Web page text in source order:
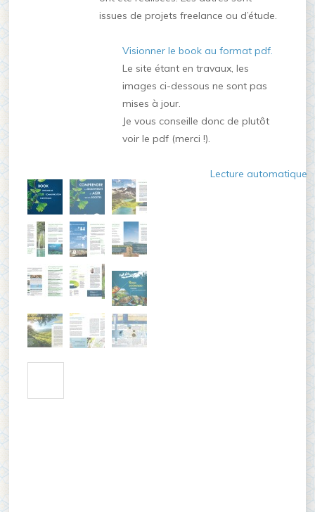
issues de projets freelance ou d’étude.
Visionner le book au format pdf.
Le site étant en travaux, les
images ci-dessous ne sont pas
mises à jour.
Je vous conseille donc de plutôt
voir le pdf (merci !).
Lecture automatique